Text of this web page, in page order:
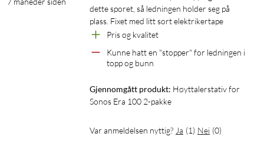
dette sporet, så ledningen holder seg på
plass. Fixet med litt sort elektrikertape
Pris og kvalitet
Kunne hatt en "stopper" for ledningen i
topp og bunn
Gjennomgått produkt: Høyttalerstativ for
Sonos Era 100 2-pakke
Var anmeldelsen nyttig? Ja (1) Nei (0)